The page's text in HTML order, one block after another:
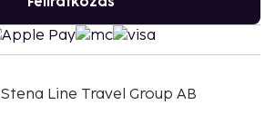
Stena Line Travel Group AB